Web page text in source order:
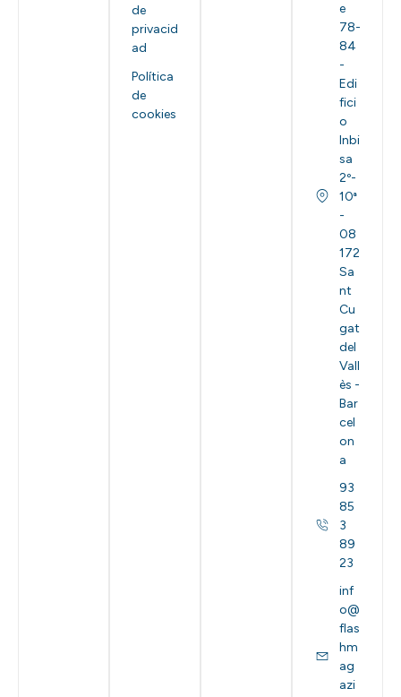
de
privacid
ad
Política
de
cookies
e
78-
84
-
Edi
fici
o
Inbi
sa
2º-
10ª
-
08
172
Sa
nt
Cu
gat
del
Vall
ès -
Bar
cel
on
a
93
85
3
89
23
inf
o@
flas
hm
ag
azi